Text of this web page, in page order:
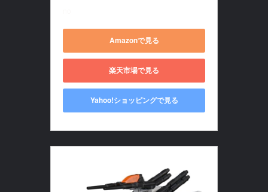
Amazonで見る
楽天市場で見る
Yahoo!ショッピングで見る